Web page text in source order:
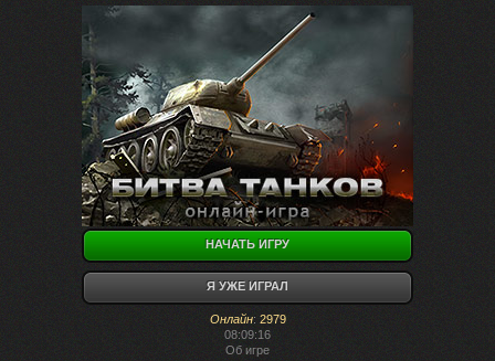
НАЧАТЬ ИГРУ
Я УЖЕ ИГРАЛ
Онлайн: 2979
08:09:16
Об игре